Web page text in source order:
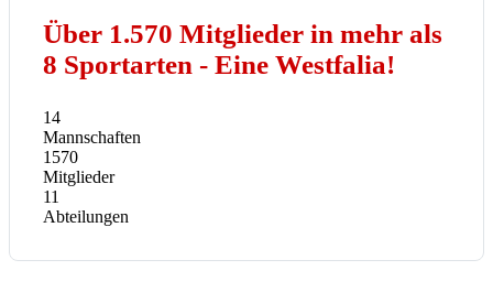
Über 1.570 Mitglieder in mehr als
8 Sportarten - Eine Westfalia!
14
Mannschaften
1570
Mitglieder
11
Abteilungen